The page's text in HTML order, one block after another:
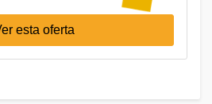
esta oferta